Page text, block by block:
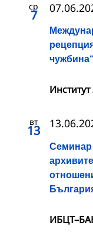
ср
7
чужбина“
вт
13
Семинар